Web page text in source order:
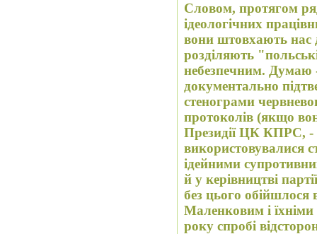
Словом, протягом ряду років для політичних і
ідеологічних
вони штовхають нас
розділяють
небезпечним. Думаю
документально
стенограми
протоколів (якщо
Президії ЦК КПРС, -
використовувалися
ідейними
й у керівництві
без цього
Маленковим і
року спробі